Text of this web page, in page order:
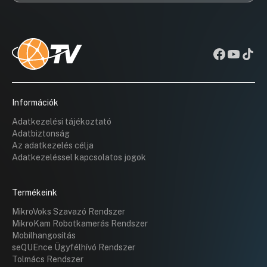
képviselőként ismert, aki a mindennapi problémákból kiindulva
3. Paks Város Önkormányzata 2025. évi költségvetése
Információk
Adatkezelési tájékoztató
Adatbiztonság
Az adatkezelés célja
Adatkezeléssel kapcsolatos jogok
Termékeink
MikroVoks Szavazó Rendszer
MikroKam Robotkamerás Rendszer
Mobilhangosítás
seQUEnce Ügyfélhívó Rendszer
Tolmács Rendszer